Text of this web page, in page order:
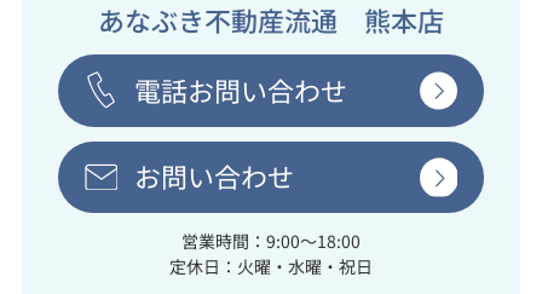
あなぶき不動産流通 熊本店
電話お問い合わせ
お問い合わせ
営業時間：9:00～18:00
定休日：火曜・水曜・祝日